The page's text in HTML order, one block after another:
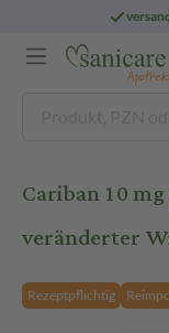
Cariban 10
veränderter
Rezeptpflichtig